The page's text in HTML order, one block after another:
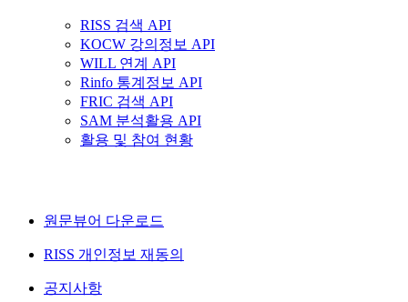
RISS 검색 API
KOCW 강의정보 API
WILL 연계 API
Rinfo 통계정보 API
FRIC 검색 API
SAM 분석활용 API
활용 및 참여 현황
원문뷰어 다운로드
RISS 개인정보 재동의
공지사항